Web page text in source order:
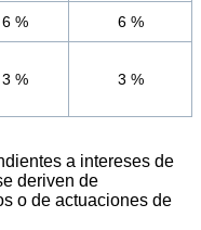
6 %
6 %
3 % 3 %
a intereses de
deriven de
o de actuaciones de